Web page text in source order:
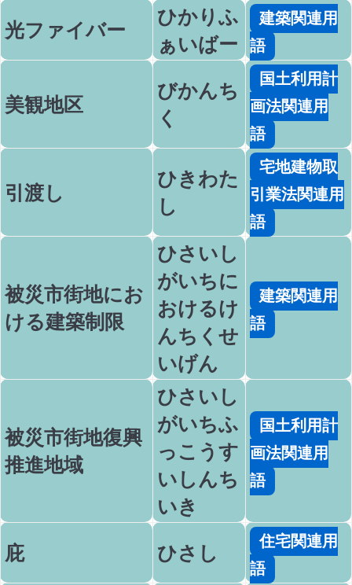
光ファイバー
ひかりふ
ぁいばー
建築関連用
語
美観地区
びかんち
く
国土利用計
画法関連用
語
引渡し
ひきわた
し
宅地建物取
引業法関連用
語
被災市街地にお
ける建築制限
ひさいし
がいちに
おけるけ
んちくせ
いげん
建築関連用
語
被災市街地復興
推進地域
ひさいし
がいちふ
っこうす
いしんち
いき
国土利用計
画法関連用
語
庇 ひさし
住宅関連用
語